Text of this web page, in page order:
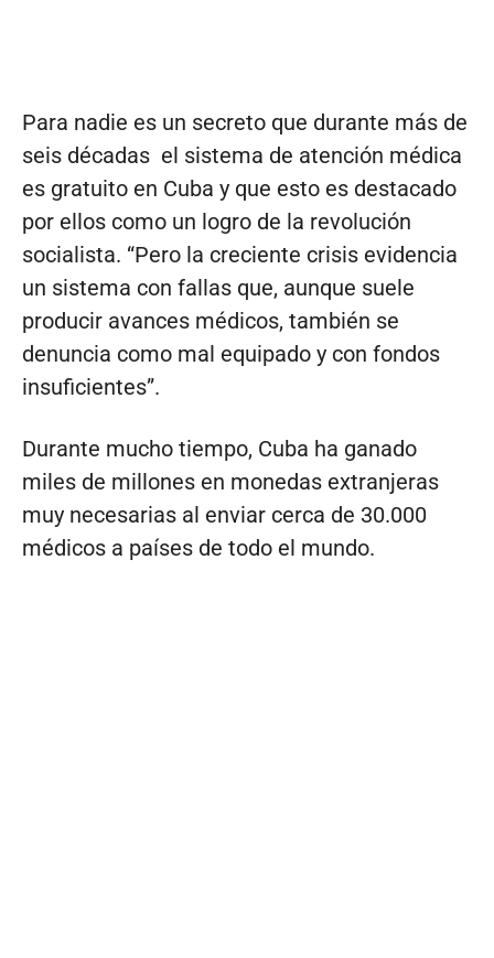
Para nadie es un secreto que durante más de
seis décadas el sistema de atención médica
es gratuito en Cuba y que esto es destacado
por ellos como un logro de la revolución
socialista. “Pero la creciente crisis evidencia
un sistema con fallas que, aunque suele
producir avances médicos, también se
denuncia como mal equipado y con fondos
insuficientes”.
Durante mucho tiempo, Cuba ha ganado
miles de millones en monedas extranjeras
muy necesarias al enviar cerca de 30.000
médicos a países de todo el mundo.